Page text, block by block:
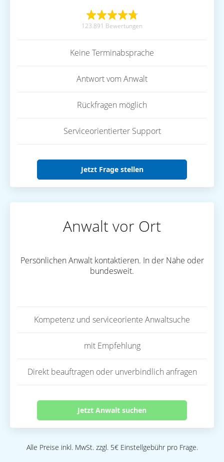
123.891 Bewertungen
Keine Terminabsprache
Antwort vom Anwalt
Rückfragen möglich
Serviceorientierter Support
Jetzt Frage stellen
Anwalt vor Ort
Persönlichen Anwalt kontaktieren. In der Nähe oder
bundesweit.
Kompetenz und serviceoriente Anwaltsuche
mit Empfehlung
Direkt beauftragen oder unverbindlich anfragen
Jetzt Anwalt suchen
Alle Preise inkl. MwSt. zzgl. 5€ Einstellgebühr pro Frage.